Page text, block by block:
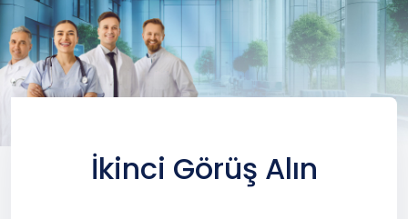
İkinci Görüş Alın